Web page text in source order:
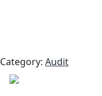
Category: Audit